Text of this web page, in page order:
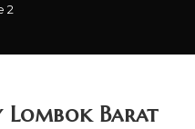
2
Lombok Barat